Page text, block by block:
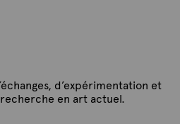
d’expérimentation et
en art actuel.